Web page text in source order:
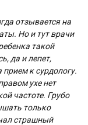
отзывается на
Но и тут врачи
такой
да и лепет,
к сурдологу.
ухе нет
частоте. Грубо
только
страшный